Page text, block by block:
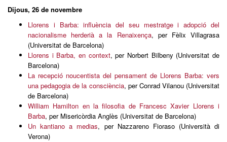
Dijous, 26 de novembre
Llorens i Barba: influència del seu mestratge i adopció del
nacionalisme herderià a la Renaixença, per Fèlix Villagrasa
(Universitat de Barcelona)
Llorens i Barba, en context, per Norbert Bilbeny (Universitat de
Barcelona)
La recepció noucentista del pensament de Llorens Barba: vers
una pedagogia de la consciència, per Conrad Vilanou (Universitat
de Barcelona)
William Hamilton en la filosofia de Francesc Xavier Llorens i
Barba, per Misericòrdia Anglès (Universitat de Barcelona)
Un kantiano a medias, per Nazzareno Fioraso (Università di
Verona)